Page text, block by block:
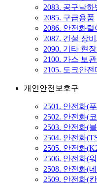
2083. 공구낙하
2085. 구급용품
2086. 안전화털
2087. 건설 장
2090. 기타 현
2100. 가스 보
2105. 도크안
개인안전보호구
2501. 안전화(
2502. 안전화(
2503. 안전화(
2504. 안전화
2505. 안전화
2506. 안전화(
2508. 안전화(
2509. 안전화(